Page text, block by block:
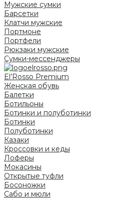
Мужские сумки
Барсетки
Клатчи мужские
Портмоне
Портфели
Рюкзаки мужские
Сумки-мессенджеры
El’Rosso Premium
Женская обувь
Балетки
Ботильоны
Ботинки и полуботинки
Ботинки
Полуботинки
Казаки
Кроссовки и кеды
Лоферы
Мокасины
Открытые туфли
Босоножки
Сабо и мюли